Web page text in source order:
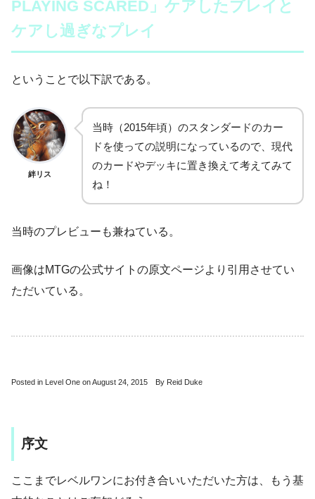
PLAYING SCARED」ケアしたプレイと
ケアし過ぎなプレイ
ということで以下訳である。
絆リス
当時（2015年頃）のスタンダードのカー
ドを使っての説明になっているので、現代
のカードやデッキに置き換えて考えてみて
ね！
当時のプレビューも兼ねている。
画像はMTGの公式サイトの原文ページより引用させてい
ただいている。
Posted in Level One on August 24, 2015 By Reid Duke
序文
ここまでレベルワンにお付き合いいただいた方は、もう基